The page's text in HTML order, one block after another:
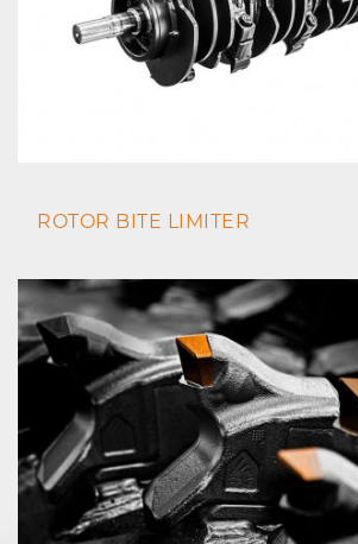
ROTOR BITE LIMITER